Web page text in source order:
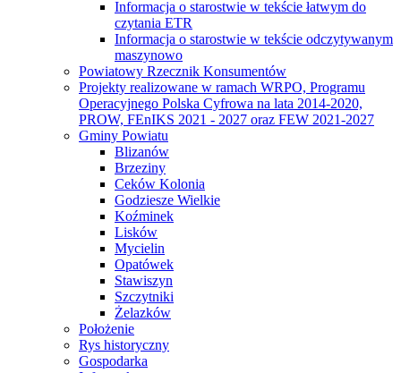
Informacja o starostwie w tekście łatwym do
czytania ETR
Informacja o starostwie w tekście odczytywanym
maszynowo
Powiatowy Rzecznik Konsumentów
Projekty realizowane w ramach WRPO, Programu
Operacyjnego Polska Cyfrowa na lata 2014-2020,
PROW, FEnIKS 2021 - 2027 oraz FEW 2021-2027
Gminy Powiatu
Blizanów
Brzeziny
Ceków Kolonia
Godziesze Wielkie
Koźminek
Lisków
Mycielin
Opatówek
Stawiszyn
Szczytniki
Żelazków
Położenie
Rys historyczny
Gospodarka